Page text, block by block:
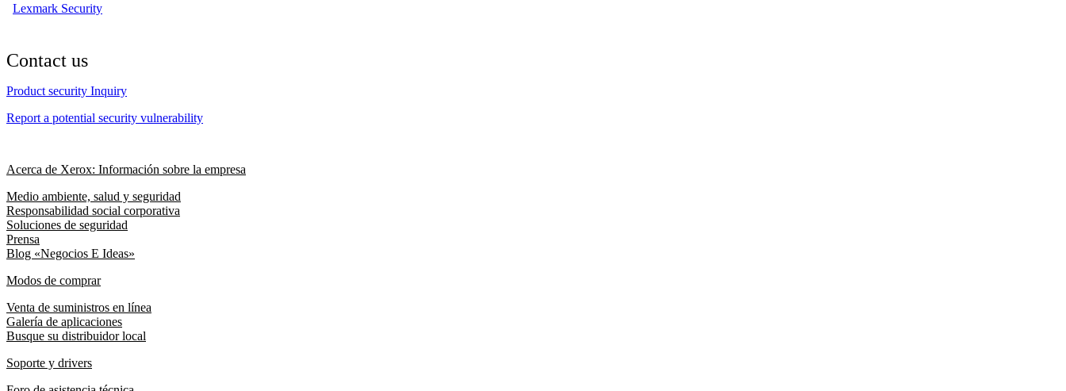
Lexmark Security
Contact us
Product security Inquiry
Report a potential security vulnerability
Acerca de Xerox: Información sobre la empresa
Medio ambiente, salud y seguridad
Responsabilidad social corporativa
Soluciones de seguridad
Prensa
Blog «Negocios E Ideas»
Modos de comprar
Venta de suministros en línea
Galería de aplicaciones
Busque su distribuidor local
Soporte y drivers